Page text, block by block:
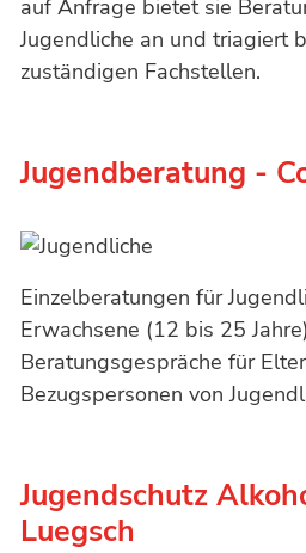
auf Anfrage bietet sie
Jugendliche an und triagiert
zuständigen Fachstellen.
Jugendberatung -
Einzelberatungen für
Erwachsene (12 bis 25
Beratungsgespräche für
Bezugspersonen von
Jugendschutz
Luegsch